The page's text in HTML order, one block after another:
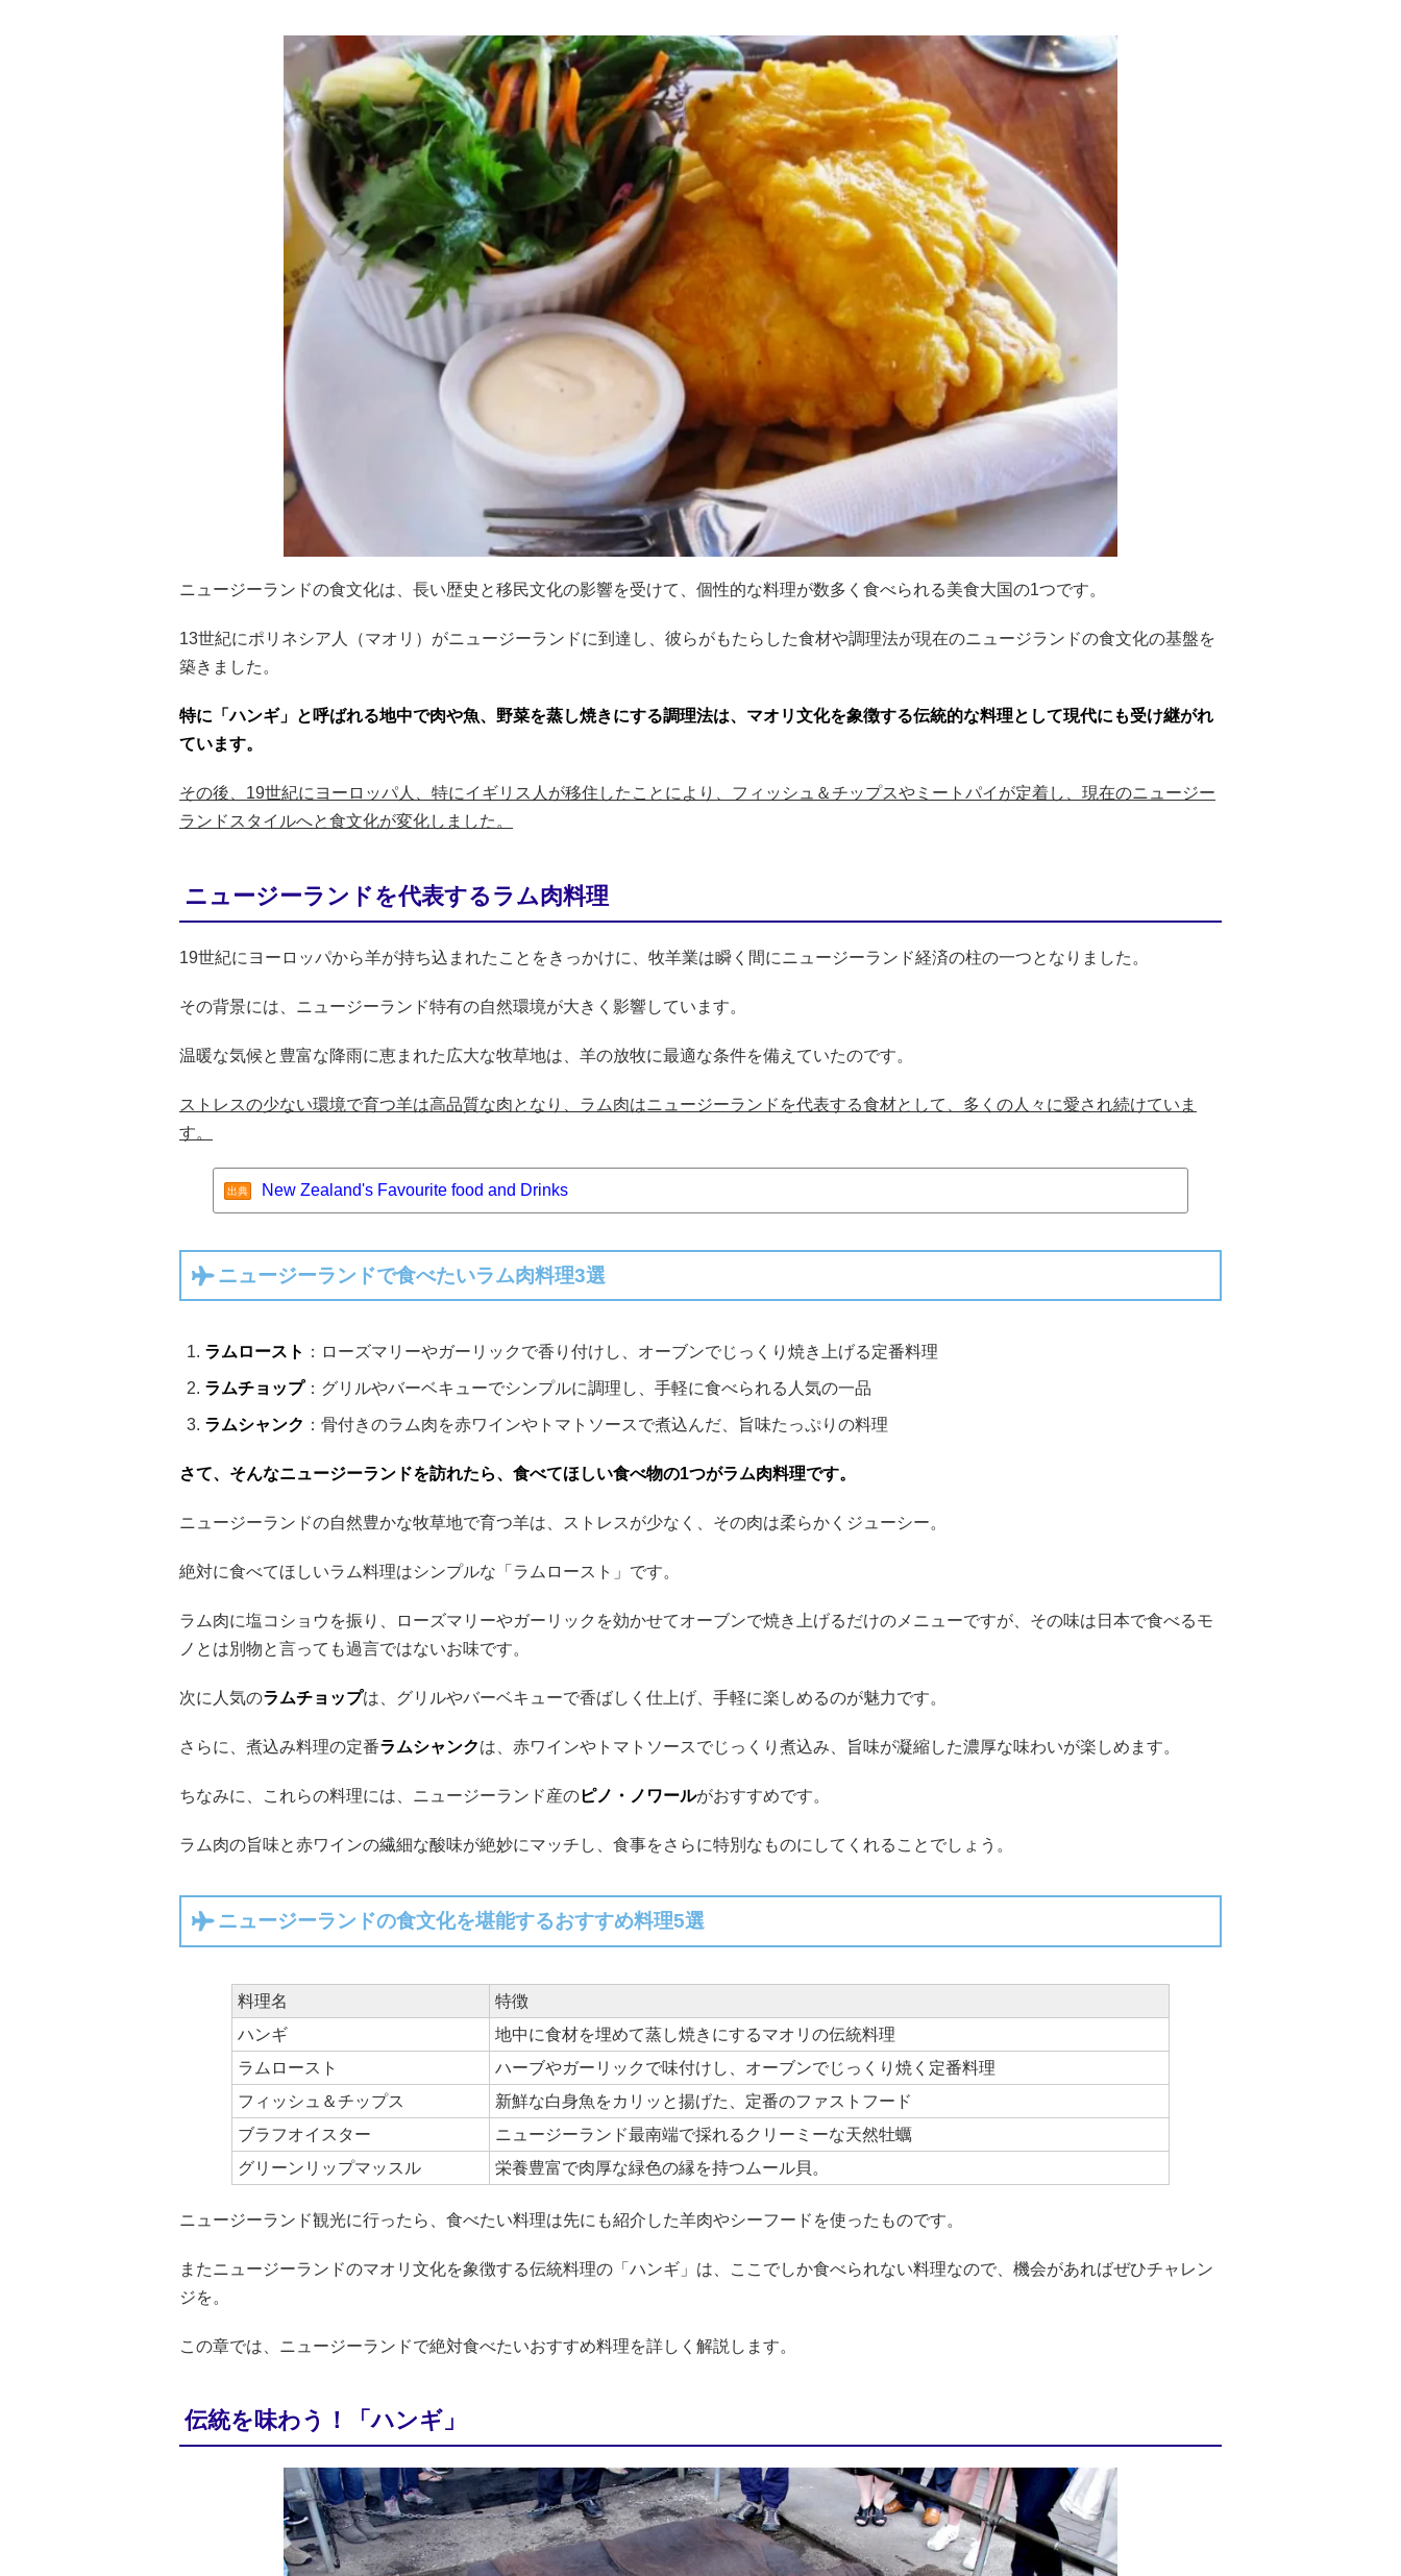
ニュージーランドの食文化は、長い歴史と移民文化の影響を受けて、個性的な料理が数多く食べられる美食大国の1つです。
13世紀にポリネシア人（マオリ）がニュージーランドに到達し、彼らがもたらした食材や調理法が現在のニュージランドの食文化の基盤を
築きました。
特に「ハンギ」と呼ばれる地中で肉や魚、野菜を蒸し焼きにする調理法は、マオリ文化を象徴する伝統的な料理として現代にも受け継がれ
ています。
その後、19世紀にヨーロッパ人、特にイギリス人が移住したことにより、フィッシュ＆チップスやミートパイが定着し、現在のニュージー
ランドスタイルへと食文化が変化しました。
ニュージーランドを代表するラム肉料理
19世紀にヨーロッパから羊が持ち込まれたことをきっかけに、牧羊業は瞬く間にニュージーランド経済の柱の一つとなりました。
その背景には、ニュージーランド特有の自然環境が大きく影響しています。
温暖な気候と豊富な降雨に恵まれた広大な牧草地は、羊の放牧に最適な条件を備えていたのです。
ストレスの少ない環境で育つ羊は高品質な肉となり、ラム肉はニュージーランドを代表する食材として、多くの人々に愛され続けていま
す。
出典 New Zealand's Favourite food and Drinks
ニュージーランドで食べたいラム肉料理3選
ラムロースト ：ローズマリーやガーリックで香り付けし、オーブンでじっくり焼き上げる定番料理
ラムチョップ：グリルやバーベキューでシンプルに調理し、手軽に食べられる人気の一品
ラムシャンク ：骨付きのラム肉を赤ワインやトマトソースで煮込んだ、旨味たっぷりの料理
さて、そんなニュージーランドを訪れたら、食べてほしい食べ物の1つがラム肉料理です。
ニュージーランドの自然豊かな牧草地で育つ羊は、ストレスが少なく、その肉は柔らかくジューシー。
絶対に食べてほしいラム料理はシンプルな「ラムロースト」です。
ラム肉に塩コショウを振り、ローズマリーやガーリックを効かせてオーブンで焼き上げるだけのメニューですが、その味は日本で食べるモ
ノとは別物と言っても過言ではないお味です。
次に人気のラムチョップは、グリルやバーベキューで香ばしく仕上げ、手軽に楽しめるのが魅力です。
さらに、煮込み料理の定番ラムシャンクは、赤ワインやトマトソースでじっくり煮込み、旨味が凝縮した濃厚な味わいが楽しめます。
ちなみに、これらの料理には、ニュージーランド産のピノ・ノワールがおすすめです。
ラム肉の旨味と赤ワインの繊細な酸味が絶妙にマッチし、食事をさらに特別なものにしてくれることでしょう。
ニュージーランドの食文化を堪能するおすすめ料理5選
料理名
特徴
ハンギ
地中に食材を埋めて蒸し焼きにするマオリの伝統料理
ラムロースト
ハーブやガーリックで味付けし、オーブンでじっくり焼く定番料理
フィッシュ＆チップス
新鮮な白身魚をカリッと揚げた、定番のファストフード
ブラフオイスター
ニュージーランド最南端で採れるクリーミーな天然牡蠣
グリーンリップマッスル
栄養豊富で肉厚な緑色の縁を持つムール貝。
ニュージーランド観光に行ったら、食べたい料理は先にも紹介した羊肉やシーフードを使ったものです。
またニュージーランドのマオリ文化を象徴する伝統料理の「ハンギ」は、ここでしか食べられない料理なので、機会があればぜひチャレン
ジを。
この章では、ニュージーランドで絶対食べたいおすすめ料理を詳しく解説します。
伝統を味わう！「ハンギ」